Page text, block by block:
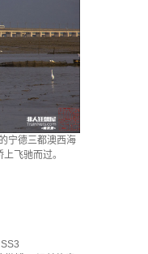
宁德三都澳西海
飞驰而过。